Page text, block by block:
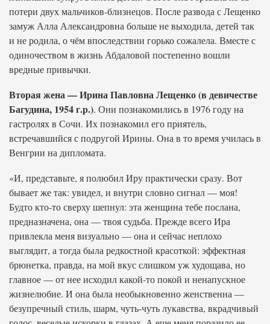
потери двух мальчиков-близнецов. После развода с Лещенко
замуж Алла Александровна больше не выходила, детей так
и не родила, о чём впоследствии горько сожалела. Вместе с
одиночеством в жизнь Абдаловой постепенно вошли
вредные привычки.
Вторая жена — Ирина Павловна Лещенко (в девичестве
Багудина, 1954 г.р.). Они познакомились в 1976 году на
гастролях в Сочи. Их познакомил его приятель,
встречавшийся с подругой Ирины. Она в то время училась в
Венгрии на дипломата.
«И, представьте, я полюбил Иру практически сразу. Вот
бывает же так: увидел, и внутри словно сигнал — моя!
Будто кто-то сверху шепнул: эта женщина тебе послана,
предназначена, она — твоя судьба. Прежде всего Ира
привлекла меня визуально — она и сейчас неплохо
выглядит, а тогда была редкостной красоткой: эффектная
брюнетка, правда, на мой вкус слишком уж худощава, но
главное — от нее исходил какой-то покой и ненапускное
жизнелюбие. И она была необыкновенно женственна —
безупречный стиль, шарм, чуть-чуть лукавства, вкрадчивый